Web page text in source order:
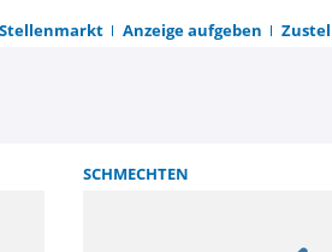
Stellenmarkt Anzeige aufgeben
zum
SCHMECHTEN